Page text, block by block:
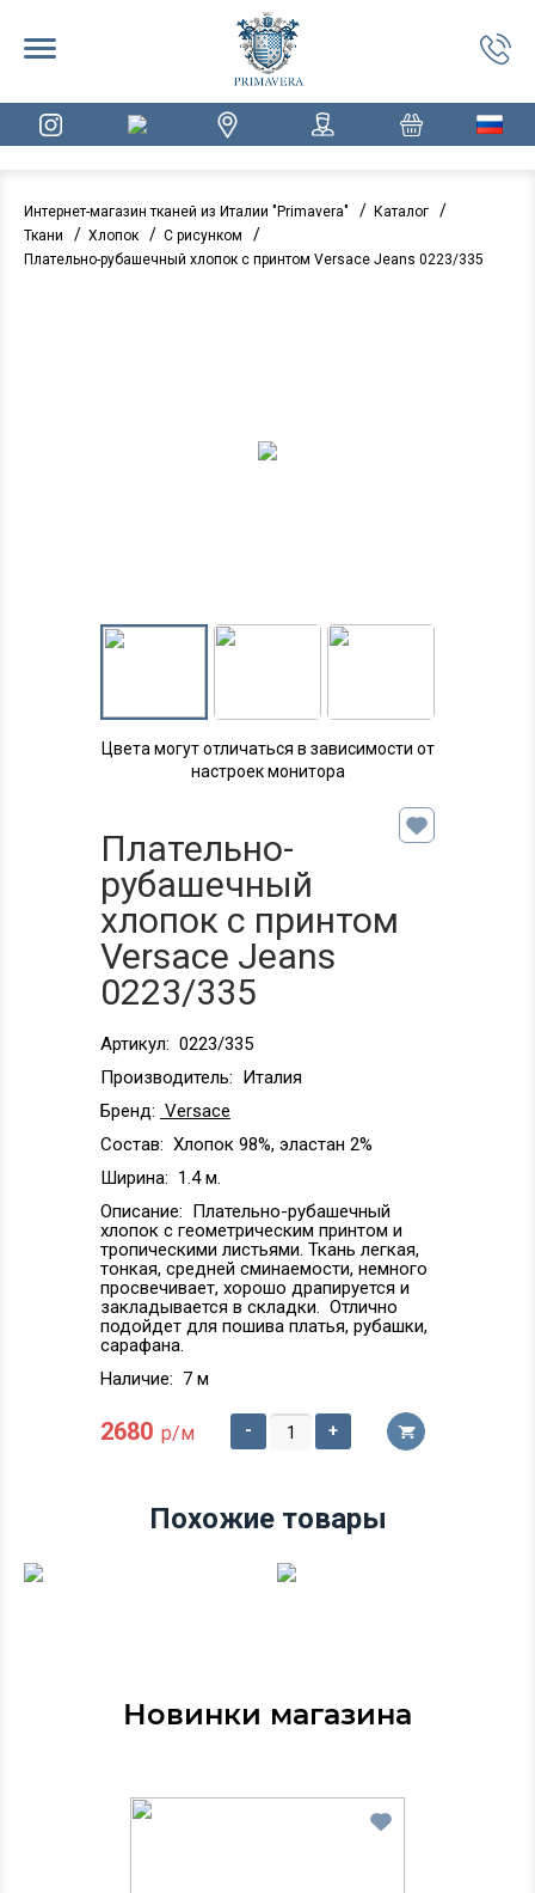
Интернет-магазин тканей из Италии "Primavera" / Каталог /
Ткани / Хлопок / С рисунком /
Плательно-рубашечный хлопок с принтом Versace Jeans 0223/335
Цвета могут отличаться в зависимости от
настроек монитора
Плательно-
рубашечный
хлопок с принтом
Versace Jeans
0223/335
Артикул: 0223/335
Производитель: Италия
Бренд: Versace
Состав: Хлопок 98%, эластан 2%
Ширина: 1.4 м.
Описание: Плательно-рубашечный
хлопок с геометрическим принтом и
тропическими листьями. Ткань легкая,
тонкая, средней сминаемости, немного
просвечивает, хорошо драпируется и
закладывается в складки. Отлично
подойдет для пошива платья, рубашки,
сарафана.
Наличие: 7 м
2680 р/м - +
Похожие товары
Новинки магазина